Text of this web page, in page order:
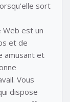
sort
est un
et de
amusant et
Vous
dispose